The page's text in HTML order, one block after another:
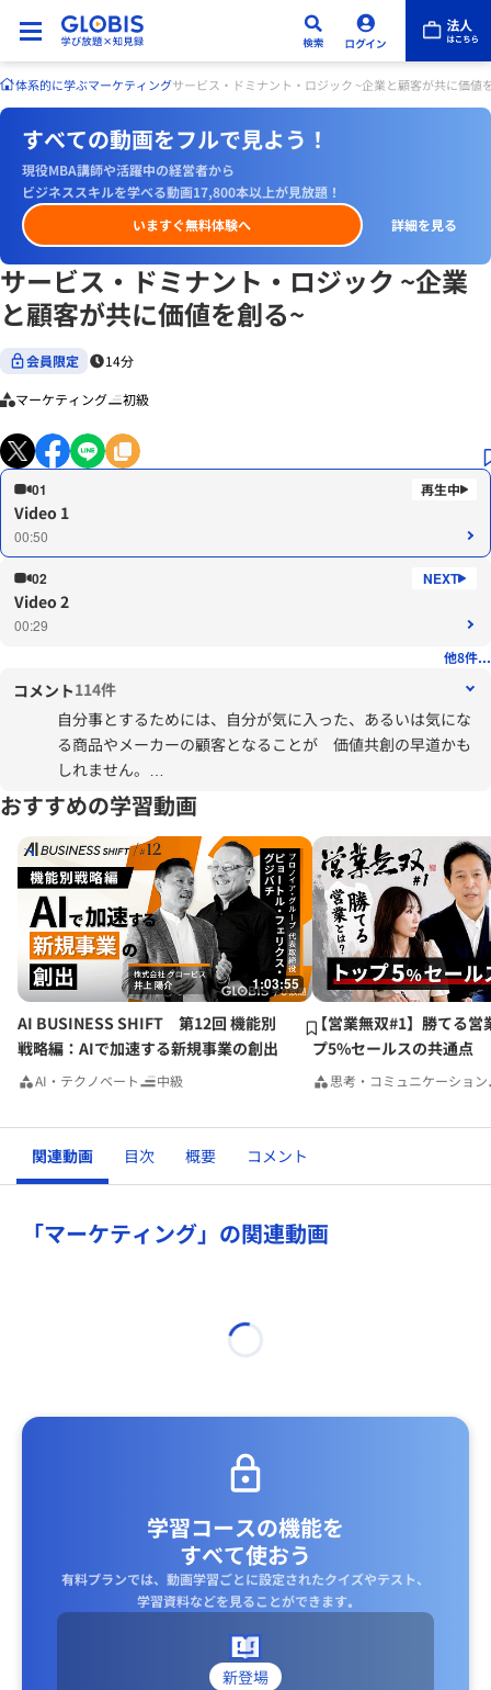
体系的に学ぶマーケティングサービス・ドミナント・ロジック ~企業と顧客が共に価値
すべての動画をフルで見よう！
現役MBA講師や活躍中の経営者から
ビジネススキルを学べる動画17,800本以上が見放題！
いますぐ無料体験へ
詳細を見る
サービス・ドミナント・ロジック ~企業
と顧客が共に価値を創る~
会員限定 14分
マーケティング 初級
01
Video 1
00:50
02
Video 2
00:29
他8件...
コメント114件
自分事とするためには、自分が気に入った、あるいは気にな
る商品やメーカーの顧客となることが 価値共創の早道かも
しれません。
新しい製品を購入したとき、それはどんな人（私自身がどん
な人か）が、いつ、どういうときに、何と一緒に使用/利用す
るのかを 企業にフィードバックすることが第一歩かもしれ
ませんね。
最初から企業からの回答は期待しませんが、購入後、一か
月、半年 更にはトラブル発生時 と 何度かフィードバッ
クを重ねることで、自分（だけではなく、多数）のニーズが
あれば、新しい商品やサービスとして実現することを体感で
きるかもしれません。
例えば 私の場合、自分から動くことで、過去１年でこんな
ことがありました。
・腕時計の金属ベルトの交換用純正品- 肌が弱いのでチタン
製。メーカーによっては市販ではほぼ見られない。修理や直
売も可能とわかった。
ランドもあり、購入できた。(ブランドによっては消耗品の扱
いはない。）
催（お酒を提供するだけではなく、お酒が好きな人を集め
て、見ず知らずの人がみんなで楽しむ。）
おすすめの学習動画
1:03:55
AI BUSINESS SHIFT 第12回 機能別
戦略編：AIで加速する新規事業の創出
AI・テクノベート 中級
【営業無双#1】勝てる営
プ5%セールスの共通点
思考・コミュニケーション
関連動画 目次 概要 コメント
「マーケティング」の関連動画
学習コースの機能を
すべて使おう
有料プランでは、動画学習ごとに設定されたクイズやテスト、
学習資料などを見ることができます｡
新登場